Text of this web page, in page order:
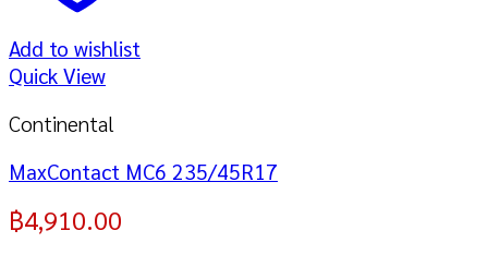
Add to wishlist
Quick View
Continental
MaxContact MC6 235/45R17
฿4,910.00